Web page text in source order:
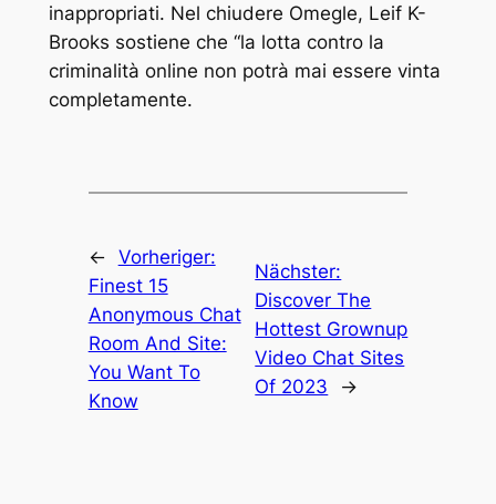
inappropriati. Nel chiudere Omegle, Leif K-
Brooks sostiene che “la lotta contro la
criminalità online non potrà mai essere vinta
completamente.
← Vorheriger:
Finest 15
Anonymous Chat
Room And Site:
You Want To
Know
Nächster:
Discover The
Hottest Grownup
Video Chat Sites
Of 2023
→